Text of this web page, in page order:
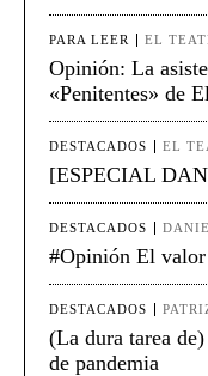
PARA LEER EL
Opinión: La
«Penitentes» de
DESTACADOS EL
[ESPECIAL
DESTACADOS
#Opinión El valor
DESTACADOS
(La dura tarea
de pandemia